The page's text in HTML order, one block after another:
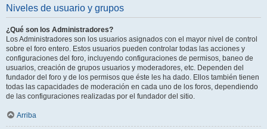
Niveles de usuario y grupos
¿Qué son los Administradores?
Los Administradores son los usuarios asignados con el mayor nivel de control
sobre el foro entero. Estos usuarios pueden controlar todas las acciones y
configuraciones del foro, incluyendo configuraciones de permisos, baneo de
usuarios, creación de grupos usuarios y moderadores, etc. Dependen del
fundador del foro y de los permisos que éste les ha dado. Ellos también tienen
todas las capacidades de moderación en cada uno de los foros, dependiendo
de las configuraciones realizadas por el fundador del sitio.
Arriba